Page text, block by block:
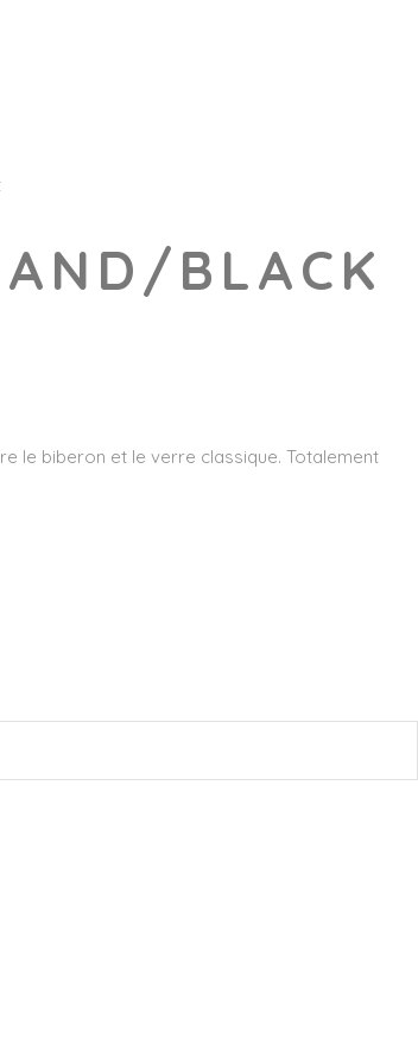
BLACK
le biberon et le verre classique. Totalement